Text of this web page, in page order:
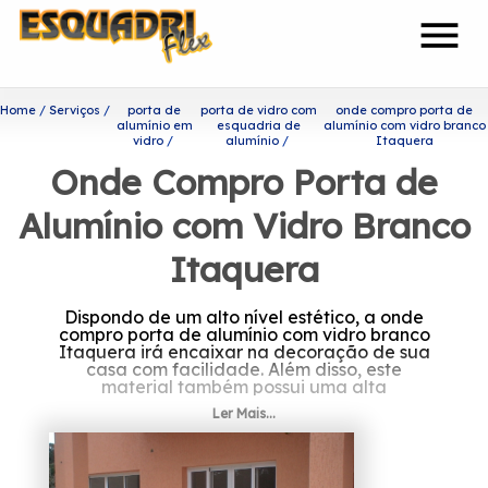
menu
Home Serviços
porta de
alumínio em
vidro
porta de vidro com
esquadria de
alumínio
onde compro porta de
alumínio com vidro branco
Itaquera
Onde Compro Porta de
Alumínio com Vidro Branco
Itaquera
Dispondo de um alto nível estético, a onde
compro porta de alumínio com vidro branco
Itaquera irá encaixar na decoração de sua
casa com facilidade. Além disso, este
material também possui uma alta
durabilidade, que é capaz de garantir um
uso mais prolongado do produto.
Quer saber mais sobre onde
Ler Mais...